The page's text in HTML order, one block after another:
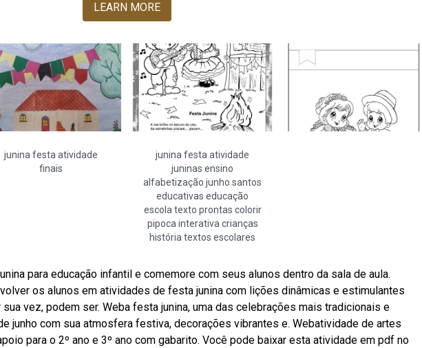
LEARN MORE
junina festa atividade
finais
junina festa atividade
juninas ensino
alfabetização junho santos
educativas educação
escola texto prontas colorir
pipoca interativa crianças
história textos escolares
para educação infantil e comemore com seus alunos dentro da sala de aula.
os alunos em atividades de festa junina com lições dinâmicas e estimulantes
vez, podem ser. Weba festa junina, uma das celebrações mais tradicionais e
junho com sua atmosfera festiva, decorações vibrantes e. Webatividade de artes
para o 2º ano e 3º ano com gabarito. Você pode baixar esta atividade em pdf no